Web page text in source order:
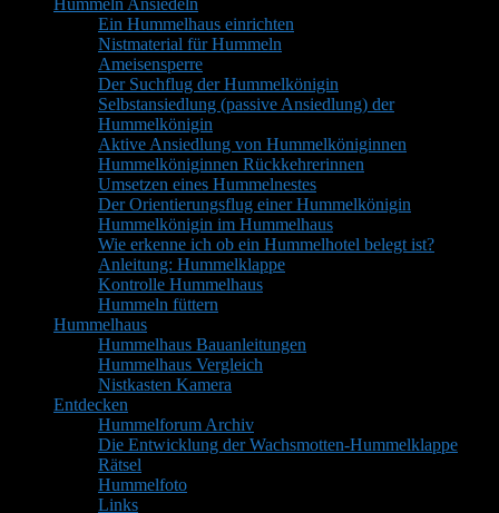
Hummeln Ansiedeln
Ein Hummelhaus einrichten
Nistmaterial für Hummeln
Ameisensperre
Der Suchflug der Hummelkönigin
Selbstansiedlung (passive Ansiedlung) der
Hummelkönigin
Aktive Ansiedlung von Hummelköniginnen
Hummelköniginnen Rückkehrerinnen
Umsetzen eines Hummelnestes
Der Orientierungsflug einer Hummelkönigin
Hummelkönigin im Hummelhaus
Wie erkenne ich ob ein Hummelhotel belegt ist?
Anleitung: Hummelklappe
Kontrolle Hummelhaus
Hummeln füttern
Hummelhaus
Hummelhaus Bauanleitungen
Hummelhaus Vergleich
Nistkasten Kamera
Entdecken
Hummelforum Archiv
Die Entwicklung der Wachsmotten-Hummelklappe
Rätsel
Hummelfoto
Links